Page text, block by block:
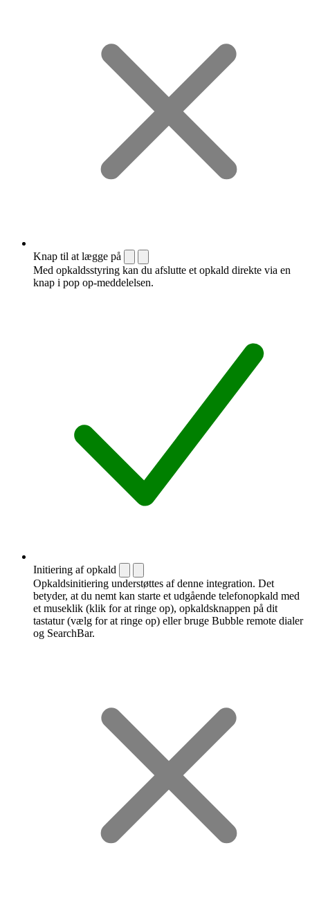
Knap til at lægge på
Med opkaldsstyring kan du afslutte et opkald direkte via en
knap i pop op-meddelelsen.
Initiering af opkald
Opkaldsinitiering understøttes af denne integration. Det
betyder, at du nemt kan starte et udgående telefonopkald med
et museklik (klik for at ringe op), opkaldsknappen på dit
tastatur (vælg for at ringe op) eller bruge Bubble remote dialer
og SearchBar.